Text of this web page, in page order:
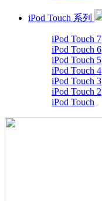
iPod Touch 系列
iPod Touch 7
iPod Touch 6
iPod Touch 5
iPod Touch 4
iPod Touch 3
iPod Touch 2
iPod Touch